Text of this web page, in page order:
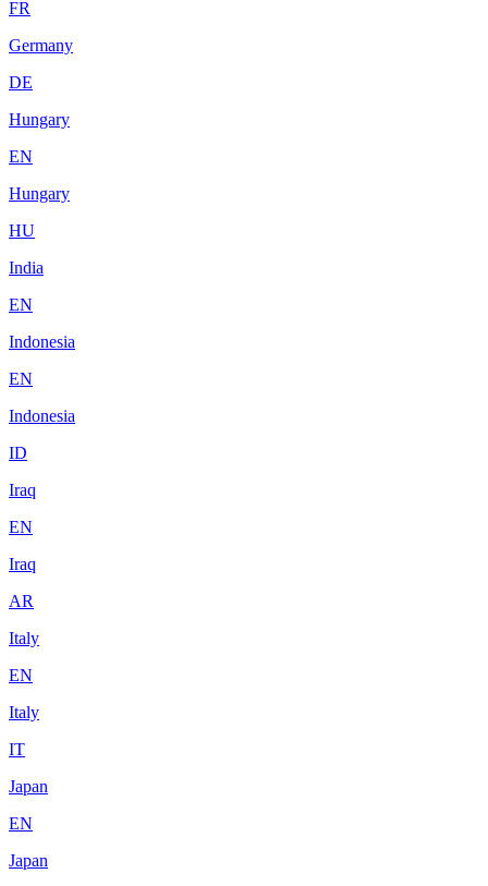
FR
Germany
DE
Hungary
EN
Hungary
HU
India
EN
Indonesia
EN
Indonesia
ID
Iraq
EN
Iraq
AR
Italy
EN
Italy
IT
Japan
EN
Japan